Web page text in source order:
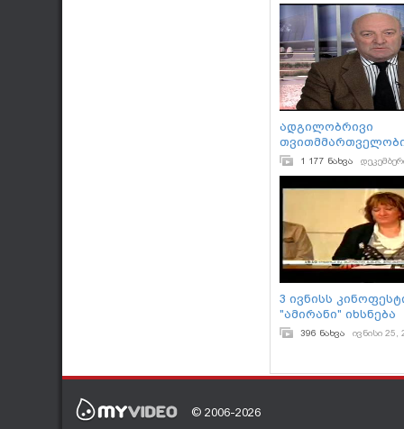
ადგილობრივი
1 177 ნახვა
3 ივნისს
"ამირანი" იხსნება
396 ნახვა ივნისი 25,
© 2006-2026